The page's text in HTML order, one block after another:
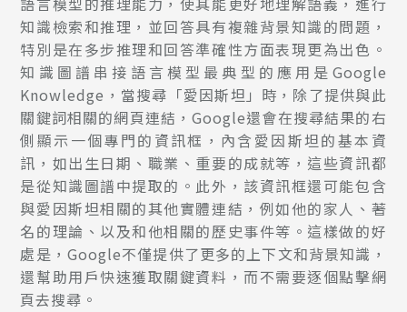
知識檢索和推理，並回答具有複雜背景知識的問題，
特別是在多步推理和回答準確性方面表現更為出色。
知識圖譜串接語言模型最典型的應用是Google
Knowledge，當搜尋「愛因斯坦」時，除了提供與此
關鍵詞相關的網頁連結，Google還會在搜尋結果的右
側顯示一個專門的資訊框，內含愛因斯坦的基本資
訊，如出生日期、職業、重要的成就等，這些資訊都
是從知識圖譜中提取的。此外，該資訊框還可能包含
與愛因斯坦相關的其他實體連結，例如他的家人、著
名的理論、以及和他相關的歷史事件等。這樣做的好
處是，Google不僅提供了更多的上下文和背景知識，
還幫助用戶快速獲取關鍵資料，而不需要逐個點擊網
頁去搜尋。